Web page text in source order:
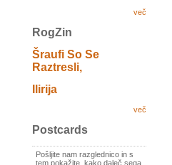
več
RogZin
Šraufi So Se
Raztresli,
Ilirija
več
Postcards
Pošljite nam razglednico in s
tem pokažite, kako daleč sega